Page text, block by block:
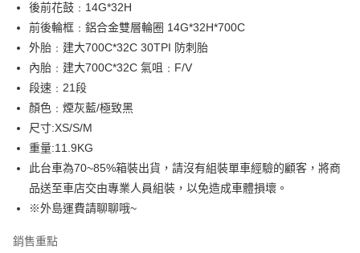
後付繳納相關費用。
※ 交易是否成功請以「AFTEE先享後付 」之結帳頁面顯示為準，若有關於
是否繳費成功／繳費後需取消欲退款等相關疑問，請聯繫「AFTEE先享後付
客戶支援中心」https://netprotections.freshdesk.com/support/home
【注意事項】
易，需依本服務之必要範圍內提供個人資料，並將交易相關給付款項請求債
權轉讓予恩沛科技股份有限公司。
２．關於個人資料處理事宜，請瀏覽以下網址：
https://aftee.tw/terms/#terms3
３．未成年的使用者請事先徵得法定代理人或監護人之同意方可使用
「AFTEE先享後付」，若未經同意申辦者引起之損失，本公司不負相關責
４．使用「AFTEE先享後付」時，將依據個別帳號之用戶狀況，依本公司即
請求用戶進行身份認證。
後前花鼓﹕14G*32H
前後輪框﹕鋁合金雙層輪圈 14G*32H*700C
外胎﹕建大700C*32C 30TPI 防刺胎
內胎﹕建大700C*32C 氣咀﹕F/V
段速﹕21段
顏色﹕煙灰藍/極致黑
尺寸:XS/S/M
重量:11.9KG
此台車為70~85%箱裝出貨，請沒有組裝單車經驗的顧客，將商
品送至車店交由專業人員組裝，以免造成車體損壞。
※外島運費請聊聊哦~
銷售重點